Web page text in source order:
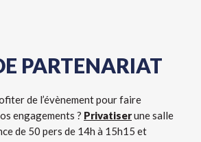
PARTENARIAT
de l’évènement pour faire
engagements ? Privatiserune salle
de 50 pers de 14h à 15h15 et